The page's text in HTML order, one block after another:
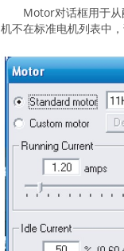
Motor对话框用于从
机不在标准电机列表中